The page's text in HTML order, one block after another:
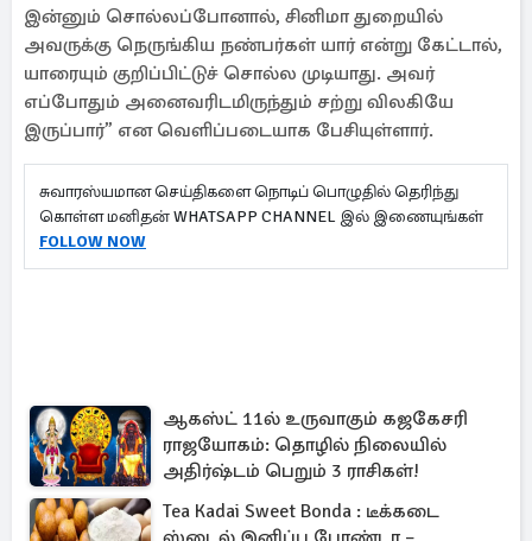
இன்னும் சொல்லப்போனால், சினிமா துறையில்
அவருக்கு நெருங்கிய நண்பர்கள் யார் என்று கேட்டால்,
யாரையும் குறிப்பிட்டுச் சொல்ல முடியாது. அவர்
எப்போதும் அனைவரிடமிருந்தும் சற்று விலகியே
இருப்பார்” என வெளிப்படையாக பேசியுள்ளார்.
சுவாரஸ்யமான செய்திகளை நொடிப் பொழுதில் தெரிந்து
கொள்ள மனிதன் WHATSAPP CHANNEL இல் இணையுங்கள்
FOLLOW NOW
ஆகஸ்ட் 11ல் உருவாகும் கஜகேசரி
ராஜயோகம்: தொழில் நிலையில்
அதிர்ஷ்டம் பெறும் 3 ராசிகள்!
Tea Kadai Sweet Bonda : டீக்கடை